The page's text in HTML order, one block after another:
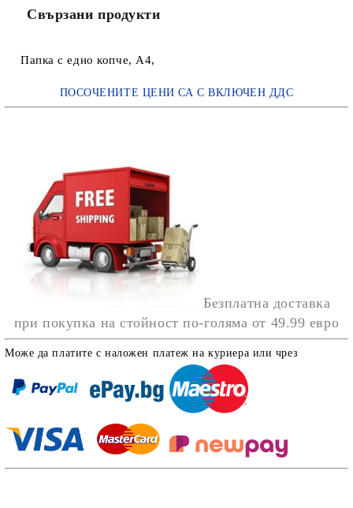
Свързани продукти
Папка с едно копче, А4,
ПОСОЧЕНИТЕ ЦЕНИ СА С ВКЛЮЧЕН ДДС
Безплатна доставка
при покупка на стойност по-голяма от 49.99 евро
Може да платите с наложен платеж на куриера или чрез